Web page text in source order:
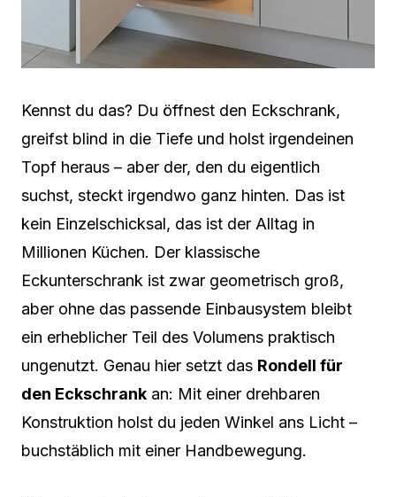
Kennst du das? Du öffnest den Eckschrank,
greifst blind in die Tiefe und holst irgendeinen
Topf heraus – aber der, den du eigentlich
suchst, steckt irgendwo ganz hinten. Das ist
kein Einzelschicksal, das ist der Alltag in
Millionen Küchen. Der klassische
Eckunterschrank ist zwar geometrisch groß,
aber ohne das passende Einbausystem bleibt
ein erheblicher Teil des Volumens praktisch
ungenutzt. Genau hier setzt das Rondell für
den Eckschrank an: Mit einer drehbaren
Konstruktion holst du jeden Winkel ans Licht –
buchstäblich mit einer Handbewegung.